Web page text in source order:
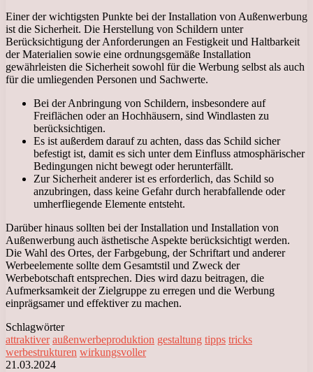
Einer der wichtigsten Punkte bei der Installation von Außenwerbung
ist die Sicherheit. Die Herstellung von Schildern unter
Berücksichtigung der Anforderungen an Festigkeit und Haltbarkeit
der Materialien sowie eine ordnungsgemäße Installation
gewährleisten die Sicherheit sowohl für die Werbung selbst als auch
für die umliegenden Personen und Sachwerte.
Bei der Anbringung von Schildern, insbesondere auf
Freiflächen oder an Hochhäusern, sind Windlasten zu
berücksichtigen.
Es ist außerdem darauf zu achten, dass das Schild sicher
befestigt ist, damit es sich unter dem Einfluss atmosphärischer
Bedingungen nicht bewegt oder herunterfällt.
Zur Sicherheit anderer ist es erforderlich, das Schild so
anzubringen, dass keine Gefahr durch herabfallende oder
umherfliegende Elemente entsteht.
Darüber hinaus sollten bei der Installation und Installation von
Außenwerbung auch ästhetische Aspekte berücksichtigt werden.
Die Wahl des Ortes, der Farbgebung, der Schriftart und anderer
Werbeelemente sollte dem Gesamtstil und Zweck der
Werbebotschaft entsprechen. Dies wird dazu beitragen, die
Aufmerksamkeit der Zielgruppe zu erregen und die Werbung
einprägsamer und effektiver zu machen.
Schlagwörter
attraktiver außenwerbeproduktion gestaltung tipps tricks
werbestrukturen wirkungsvoller
21.03.2024